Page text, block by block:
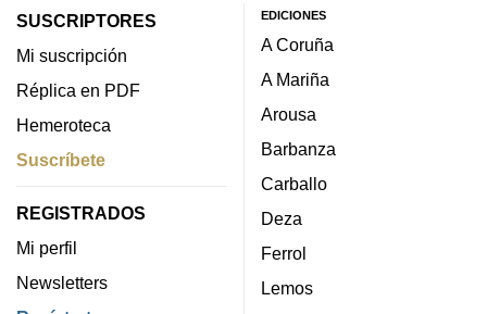
SUSCRIPTORES
Mi suscripción
Réplica en PDF
Hemeroteca
Suscríbete
REGISTRADOS
Mi perfil
Newsletters
EDICIONES
A Coruña
A Mariña
Arousa
Barbanza
Carballo
Deza
Ferrol
Lemos